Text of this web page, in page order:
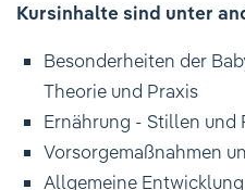
Ihre Meinung ist uns wichtig!
Kursinhalte sind unter
Besonderheiten der
Theorie und Praxis
Ernährung - Stillen und
Vorsorgemaßnahmen
Allgemeine